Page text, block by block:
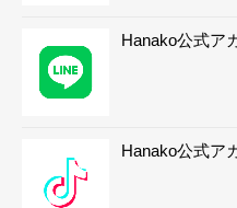
Hanako公式ア
Hanako公式ア